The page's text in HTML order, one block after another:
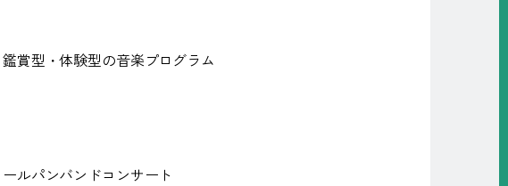
賞型・体験型の音楽プログラム
パンバンドコンサート